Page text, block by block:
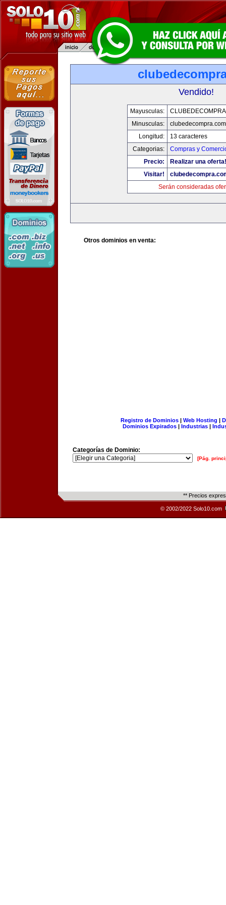
Vendido!
Mayusculas:
Minusculas:
clubedecompra.com
Longitud:
13 caracteres
Categorias:
Compras y
Precio:
Realizar una oferta!
Visitar!
Serán consideradas
Otros dominios en venta:
Registro de Dominios| Web Hosting |
Dominios Expirados | Industrias |
Categorías de Dominio:
[Pág.
** Precios
© 2002/2022 Solo10.com